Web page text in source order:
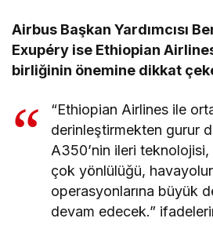
Airbus Başkan Yardımcısı
Exupéry ise Ethiopian
birliğinin önemine dikkat
“Ethiopian Airlines ile
derinleştirmekten gurur
A350’nin ileri
çok yönlülüğü,
operasyonlarına büyük
devam edecek.”